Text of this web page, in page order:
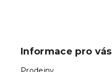
Informace pro vás